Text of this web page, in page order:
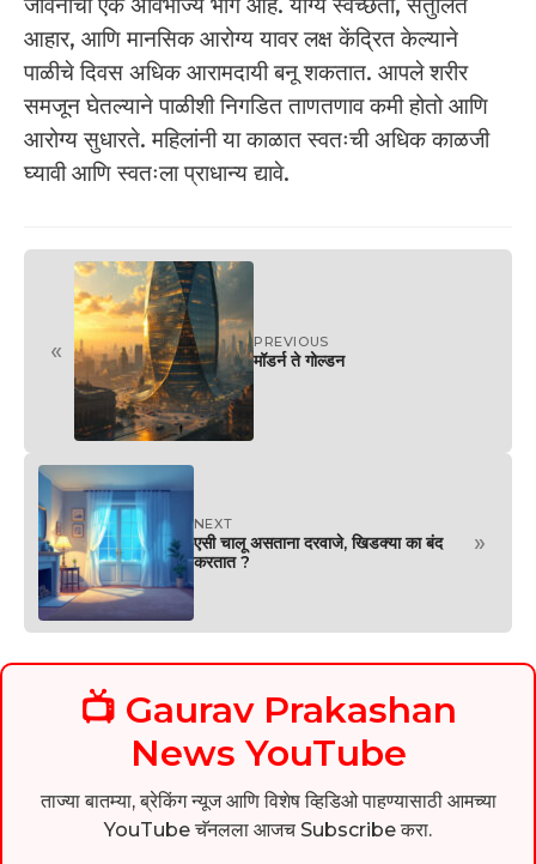
जीवनाचा एक अविभाज्य भाग आहे. योग्य स्वच्छता, संतुलित
आहार, आणि मानसिक आरोग्य यावर लक्ष केंद्रित केल्याने
पाळीचे दिवस अधिक आरामदायी बनू शकतात. आपले शरीर
समजून घेतल्याने पाळीशी निगडित ताणतणाव कमी होतो आणि
आरोग्य सुधारते. महिलांनी या काळात स्वतःची अधिक काळजी
घ्यावी आणि स्वतःला प्राधान्य द्यावे.
« PREVIOUS
मॉडर्न ते गोल्डन
NEXT
एसी चालू असताना दरवाजे, खिडक्या का बंद
करतात ?
»
📺 Gaurav Prakashan
News YouTube
ताज्या बातम्या, ब्रेकिंग न्यूज आणि विशेष व्हिडिओ पाहण्यासाठी आमच्या
YouTube चॅनलला आजच Subscribe करा.